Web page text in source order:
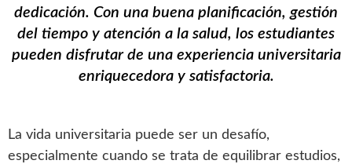
dedicación. Con una buena planificación, gestión
del tiempo y atención a la salud, los estudiantes
pueden disfrutar de una experiencia universitaria
enriquecedora y satisfactoria.
La vida universitaria puede ser un desafío,
especialmente cuando se trata de equilibrar estudios,